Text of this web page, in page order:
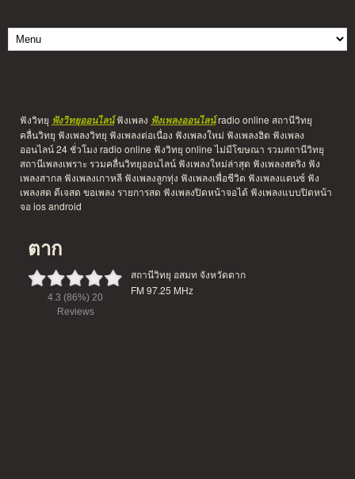
ฟังวิทยุ ฟังวิทยุออนไลน์ฟังเพลง ฟังเพลงออนไลน์radio online สถานีวิทยุ
คลื่นวิทยุ ฟังเพลงวิทยุ ฟังเพลงต่อเนื่อง ฟังเพลงใหม่ ฟังเพลงฮิต ฟังเพลง
ออนไลน์ 24 ชั่วโมง radio online ฟังวิทยุ online ไม่มีโฆษณา รวมสถานีวิทยุ
สถานีเพลงเพราะ รวมคลื่นวิทยุออนไลน์ ฟังเพลงใหม่ล่าสุด ฟังเพลงสตริง ฟัง
เพลงสากล ฟังเพลงเกาหลี ฟังเพลงลูกทุ่ง ฟังเพลงเพื่อชีวิต ฟังเพลงแดนซ์ ฟัง
เพลงสด ดีเจสด ขอเพลง รายการสด ฟังเพลงปิดหน้าจอได้ ฟังเพลงแบบปิดหน้า
จอ ios android
ตาก
4.3 (86%) 20
Reviews
สถานีวิทยุ อสมท จังหวัดตาก
FM 97.25 MHz